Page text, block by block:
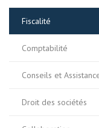
Fiscalité
Comptabilité
Conseils et
Droit des sociétés